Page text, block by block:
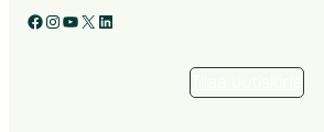
Facebook Instagram YouTube X LinkedIn